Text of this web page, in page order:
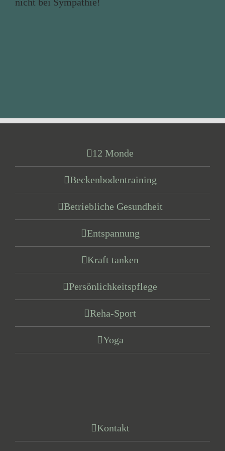
12 Monde
Beckenbodentraining
Betriebliche Gesundheit
Entspannung
Kraft tanken
Persönlichkeitspflege
Reha-Sport
Yoga
Kontakt